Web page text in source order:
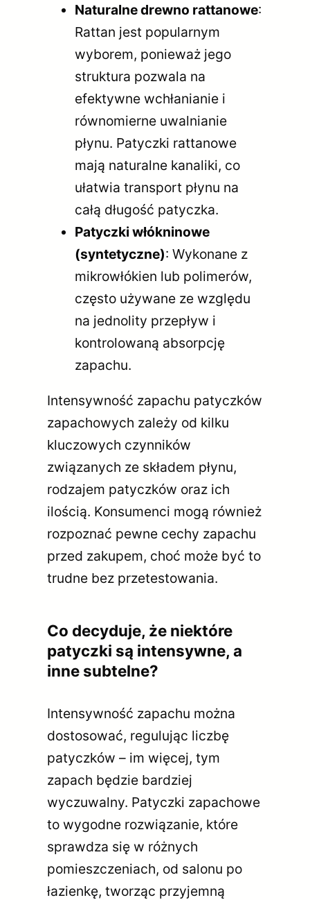
Naturalne drewno rattanowe:
Rattan jest popularnym
wyborem, ponieważ jego
struktura pozwala na
efektywne wchłanianie i
równomierne uwalnianie
płynu. Patyczki rattanowe
mają naturalne kanaliki, co
ułatwia transport płynu na
całą długość patyczka.
Patyczki włókninowe
(syntetyczne): Wykonane z
mikrowłókien lub polimerów,
często używane ze względu
na jednolity przepływ i
kontrolowaną absorpcję
zapachu.
Intensywność zapachu patyczków
zapachowych zależy od kilku
kluczowych czynników
związanych ze składem płynu,
rodzajem patyczków oraz ich
ilością. Konsumenci mogą również
rozpoznać pewne cechy zapachu
przed zakupem, choć może być to
trudne bez przetestowania.
Co decyduje, że niektóre
patyczki są intensywne, a
inne subtelne?
Intensywność zapachu można
dostosować, regulując liczbę
patyczków – im więcej, tym
zapach będzie bardziej
wyczuwalny. Patyczki zapachowe
to wygodne rozwiązanie, które
sprawdza się w różnych
pomieszczeniach, od salonu po
łazienkę, tworząc przyjemną